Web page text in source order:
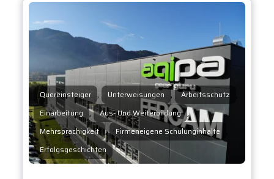
Quereinsteiger , Unterweisungen , Arbeitsschutz
Einarbeitung , Aus- Und Weiterbildung ,
Mehrsprachigkeit , Firmeneigene Schulunginhalte
Erfolgsgeschichten